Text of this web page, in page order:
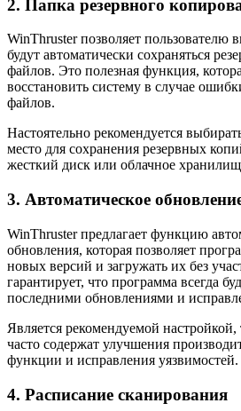
2. Папка резервного
WinThruster позволяет пользователю
будут автоматически сохраняться
файлов. Это полезная функция,
восстановить систему в случае
файлов.
Настоятельно рекомендуется
место для сохранения резервных
жесткий диск или облачное
3. Автоматическое
WinThruster предлагает функцию
обновления, которая позволяет
новых версий и загружать их без
гарантирует, что программа всегда
последними обновлениями и
Является рекомендуемой
часто содержат улучшения
функции и исправления уязвимостей.
4. Расписание сканирования